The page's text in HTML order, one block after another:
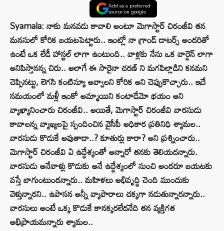
Add as a preferred
source on google
Syamala: నాకు మనవడు కావాలి అంటూ మెగాస్టార్‌ చిరంజీవి తన
మనసులో కోరిక బయటపెట్టారు.. ఇంట్లో నా గ్రాండ్ డాటర్స్ అందరితో
ఉంటే ఒక లేడీ హాస్టల్ లాగా ఉంటుంది.. వాళ్లకు నేను ఒక వార్డెన్ లాగా
అనిపిస్తానన్న చిరు.. అలాగే ఈ సారైనా చరణ్ ని మగపిల్లాడిని కనమని
చెప్పినట్టు, లెగసి కంటిన్యూ అవ్వాలని కోరిక అని చెప్పుకొచ్చారు.. ఇదే
సమయంలో మళ్లీ ఇంకో అమ్మాయిని కంటాడేమో భయం అని
వ్యాఖ్యానించారు చిరంజీవి.. అయితే, మెగాస్టార్ చిరంజీవి వారసుడు
కావాలన్న వ్యాఖ్యలపై స్పందించిన వైసీపీ అధికార ప్రతినిధి శ్యామల..
వారసుడు కొడుకే అవుతాడా..? కూతుర్లు కారా? అని ప్రశ్నించారు..
మెగాస్టార్ చిరంజీవి ఏ ఉద్దేశ్యంతో అన్నారో తనకు తెలియదన్నారు.
వారసుడు అనేవాళ్లు కొడుకు అనే ఉద్దేశ్యంలో నుంచి అందరూ బయటకు
వస్తే బాగుంటుందన్నారు.. మహిళలు అభివృద్ధి చెంది ముందుకు
వెళ్తున్నారని.. ఉపాసన అన్నీ వ్యాపారాలు చక్కగా నడుతున్నారన్నారు..
వారసులు అంటే ఒక్క కొడుకే కానక్కరలేదనేది తన వ్యక్తిగత
అభిప్రాయమన్నారు శ్యామల..